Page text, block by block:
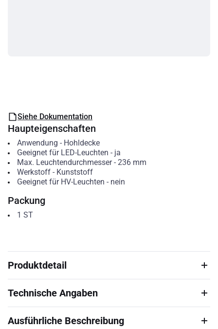
Siehe Dokumentation
Haupteigenschaften
Anwendung - Hohldecke
Geeignet für LED-Leuchten - ja
Max. Leuchtendurchmesser- 236 mm
Werkstoff- Kunststoff
Geeignet für HV-Leuchten - nein
Packung
1 ST
Produktdetail
Technische Angaben
Ausführliche Beschreibung